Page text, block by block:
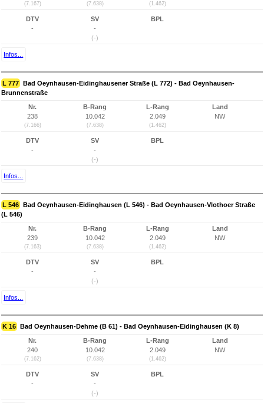
(7.167) (7.638) (1.462)
DTV
-
SV
-
(-)
BPL
Infos...
L 777 Bad Oeynhausen-Eidinghausener Straße (L 772) - Bad Oeynhausen-
Brunnenstraße
Nr.
238
(7.166)
B-Rang
10.042
(7.638)
L-Rang
2.049
(1.462)
Land
NW
DTV
-
SV
-
(-)
BPL
Infos...
L 546 Bad Oeynhausen-Eidinghausen (L 546) - Bad Oeynhausen-Vlothoer Straße
(L 546)
Nr.
239
(7.163)
B-Rang
10.042
(7.638)
L-Rang
2.049
(1.462)
Land
NW
DTV
-
SV
-
(-)
BPL
Infos...
K 16 Bad Oeynhausen-Dehme (B 61) - Bad Oeynhausen-Eidinghausen (K 8)
Nr.
240
(7.162)
B-Rang
10.042
(7.638)
L-Rang
2.049
(1.462)
Land
NW
DTV
-
SV
-
(-)
BPL